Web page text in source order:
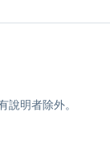
明者除外。